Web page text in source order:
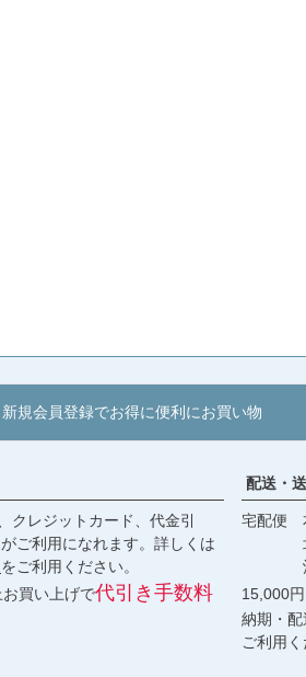
新規会員登録でお得に便利にお買い物
クレジットカード、代金引
ご利用になれます。詳しくは
をご利用ください。
買い上げで代引き手数料
配送・
宅配便
北海
沖縄
15,000
納期・配
ご利用く